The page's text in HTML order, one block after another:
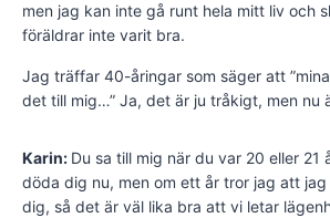
men jag kan inte gå runt hela mitt liv och
föräldrar inte varit bra.
Jag träffar 40-åringar som säger att
det till mig…” Ja, det är ju tråkigt, men nu
Karin: Du sa till mig när du var 20 eller 21
döda dig nu, men om ett år tror jag att
dig, så det är väl lika bra att vi letar